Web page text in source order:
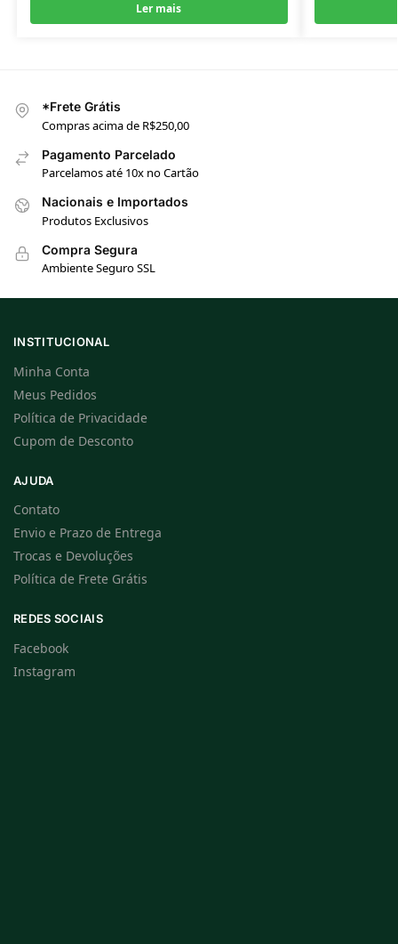
Ler mais
*Frete Grátis
Compras acima de R$250,00
Pagamento Parcelado
Parcelamos até 10x no Cartão
Nacionais e Importados
Produtos Exclusivos
Compra Segura
Ambiente Seguro SSL
INSTITUCIONAL
Minha Conta
Meus Pedidos
Política de Privacidade
Cupom de Desconto
AJUDA
Contato
Envio e Prazo de Entrega
Trocas e Devoluções
Política de Frete Grátis
REDES SOCIAIS
Facebook
Instagram